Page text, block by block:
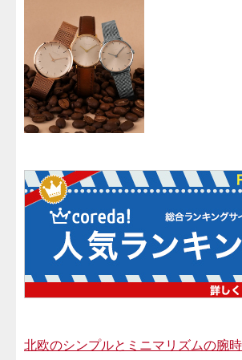
北欧のシンプルとミニマリズムの腕